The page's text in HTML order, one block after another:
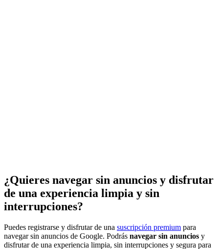
¿Quieres navegar sin anuncios y disfrutar
de una experiencia limpia y sin
interrupciones?
Puedes registrarse y disfrutar de una suscripción premium para
navegar sin anuncios de Google. Podrás navegar sin anuncios y
disfrutar de una experiencia limpia, sin interrupciones y segura para